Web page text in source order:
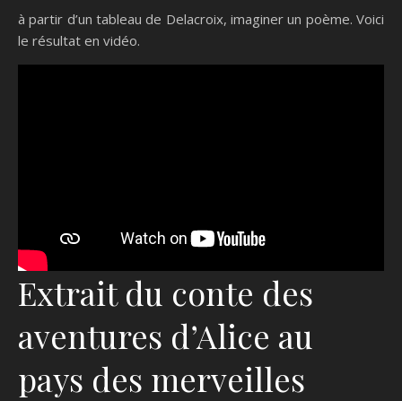
à partir d’un tableau de Delacroix, imaginer un poème. Voici
le résultat en vidéo.
Extrait du conte des
aventures d’Alice au
pays des merveilles